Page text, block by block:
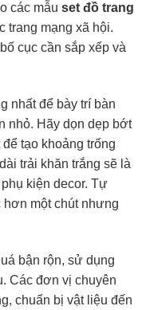
các mẫu set đồ trang
trang mạng xã hội.
cục cần sắp xếp và
nhất để bày trí bàn
nhỏ. Hãy dọn dẹp bớt
tạo khoảng trống
trải khăn trắng sẽ là
kiện decor. Tự
một chút nhưng
bận rộn, sử dụng
Các đơn vị chuyên
chuẩn bị vật liệu đến